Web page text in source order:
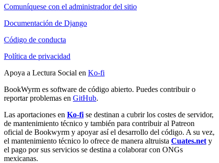
Comuníquese con el administrador del sitio
Documentación de Django
Código de conducta
Política de privacidad
Apoya a Lectura Social en Ko-fi
BookWyrm es software de código abierto. Puedes contribuir o
reportar problemas en GitHub.
Las aportaciones en Ko-fi se destinan a cubrir los costes de servidor,
de mantenimiento técnico y también para contribuir al Patreon
oficial de Bookwyrm y apoyar así el desarrollo del código. A su vez,
el mantenimiento técnico lo ofrece de manera altruista Cuates.net y
el pago por sus servicios se destina a colaborar con ONGs
mexicanas.